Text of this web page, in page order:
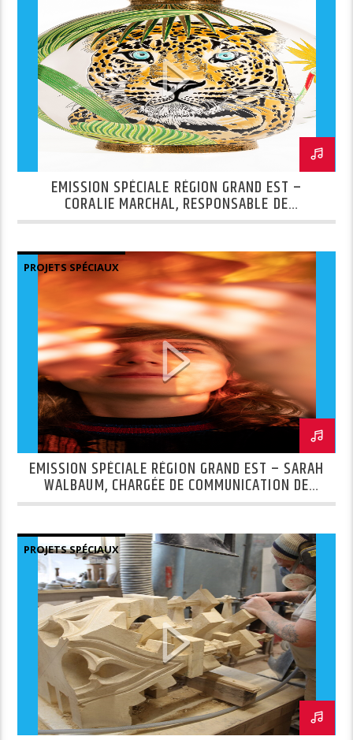
EMISSION SPÉCIALE RÉGION GRAND EST –
CORALIE MARCHAL, RESPONSABLE DE
PRODUCTION À LA MANUFACTURE DES EMAUX DE
PROJETS SPÉCIAUX
EMISSION SPÉCIALE RÉGION GRAND EST – SARAH
WALBAUM, CHARGÉE DE COMMUNICATION DE
L’ATELIER SIMON MARQ
PROJETS SPÉCIAUX